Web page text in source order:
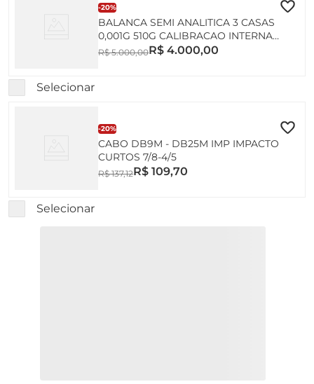
-20%
BALANCA SEMI ANALITICA 3 CASAS
0,001G 510G CALIBRACAO INTERNA
AUTOMATICA COM PROCESSADOR
R$ 5.000,00R$ 4.000,00
Selecionar
-20%
CABO DB9M - DB25M IMP IMPACTO
CURTOS 7/8-4/5
R$ 137,12R$ 109,70
Selecionar